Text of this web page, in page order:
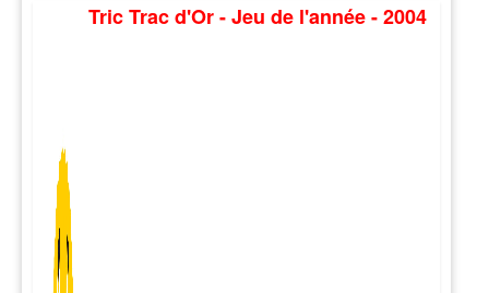
Tric Trac d'Or - Jeu de l'année - 2004